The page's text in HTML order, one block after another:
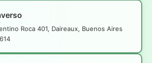
Roca 401, Daireaux, Buenos Aires